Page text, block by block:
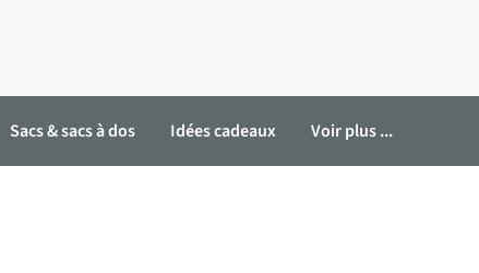
Sacs & sacs à dos Idées cadeaux Voir plus ...